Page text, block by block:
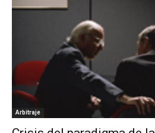
Arbitraje